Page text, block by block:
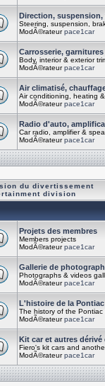
Direction,
Steering, suspension,
ModÃ©rateurpace1car
Carrosserie,
Body, interior & exterior
ModÃ©rateurpace1car
Air climatisé,
Air conditioning, heating
ModÃ©rateurpace1car
Radio d'auto,
Car radio, amplifier &
ModÃ©rateurpace1car
du divertissement
division
Projets des membres
Members projects
ModÃ©rateurpace1car
Gallerie de
Photographs & videos
ModÃ©rateurpace1car
L'histoire de la
The history of the Pontiac
ModÃ©rateurpace1car
Kit car et autres dérivé
Fiero's kit cars and
ModÃ©rateurpace1car